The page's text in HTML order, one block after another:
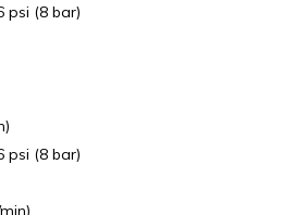
psi (8 bar)
psi (8 bar)